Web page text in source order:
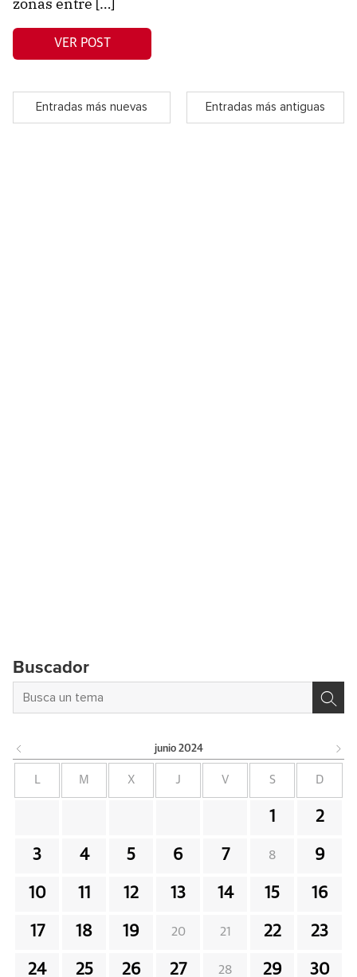
VER POST
Entradas más nuevas Entradas más antiguas
Buscador
junio 2024
M X J V S D
1 2
3 4 5 6 7 8 9
10 11 12 13 14 15 16
17 18 19 20 21 22 23
24 25 26 27 28 29 30